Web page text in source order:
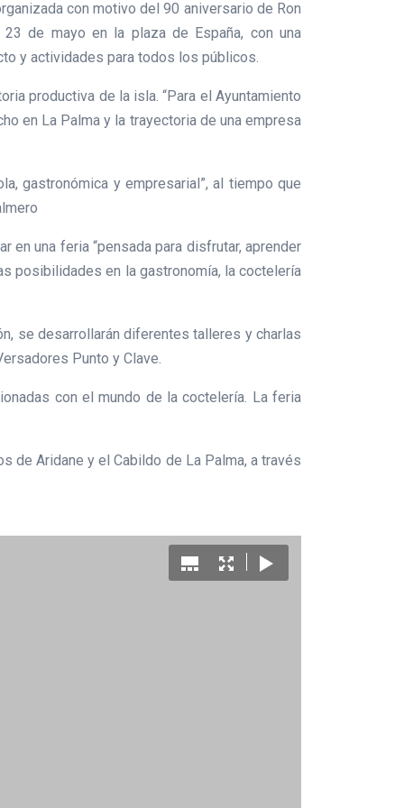
con motivo del 90 aniversario de Ron
de mayo en la plaza de España, con una
y actividades para todos los públicos.
productiva de la isla. “Para el Ayuntamiento
en La Palma y la trayectoria de una empresa
gastronómica y empresarial”, al tiempo que
en una feria “pensada para disfrutar, aprender
posibilidades en la gastronomía, la coctelería
se desarrollarán diferentes talleres y charlas
Punto y Clave.
con el mundo de la coctelería. La feria
de Aridane y el Cabildo de La Palma, a través